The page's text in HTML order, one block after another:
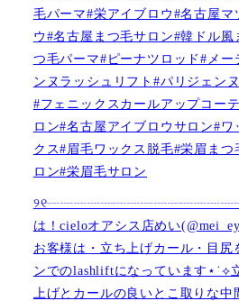
毛パーマ#栄アイブロウ#名古屋マ
ウ#名古屋まつ毛サロン#韓ドル風
つ毛パーマ#ピーナツロッド#メー
ンヌラッシュリフト#パリジェン
#フェニックスカールアップコー
ロン#名古屋アイブロウサロン#ワ
クス#眉毛ワックス脱毛#栄眉ま
ロン#栄眉毛サロン
は！cieloオアシス店めい
お客様は・立ち上げカール・目尻
ンでのlashliftになっています⋆˙⟡
上げとカールの良いとこ取りな